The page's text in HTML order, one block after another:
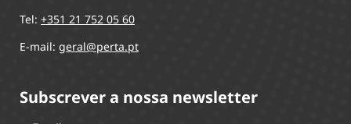
Tel: +351 21 752 05 60
E-mail: geral@perta.pt
Subscrever a nossa newsletter